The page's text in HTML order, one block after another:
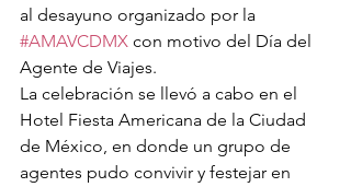
al desayuno organizado por la
#AMAVCDMX con motivo del Día del
Agente de Viajes.
La celebración se llevó a cabo en el
Hotel Fiesta Americana de la Ciudad
de México, en donde un grupo de
agentes pudo convivir y festejar en